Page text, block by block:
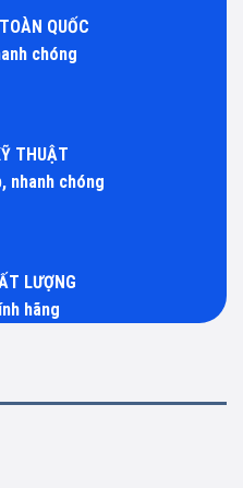
QUỐC
chóng
THUẬT
nhanh chóng
LƯỢNG
hãng